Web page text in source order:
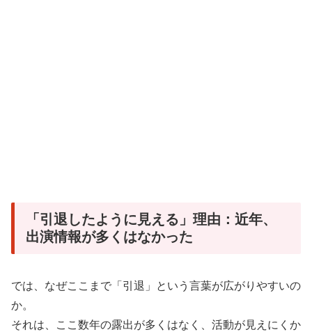
「引退したように見える」理由：近年、
出演情報が多くはなかった
では、なぜここまで「引退」という言葉が広がりやすいの
か。
それは、ここ数年の露出が多くはなく、活動が見えにくか